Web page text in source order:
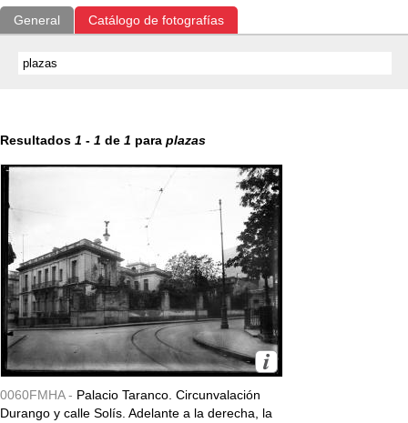
General Catálogo de fotografías
Resultados 1 - 1 de 1 para plazas
0060FMHA - Palacio Taranco. Circunvalación
Durango y calle Solís. Adelante a la derecha, la